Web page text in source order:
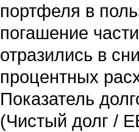
портфеля в
погашение
отразились в
процентных
Показатель
(Чистый долг /